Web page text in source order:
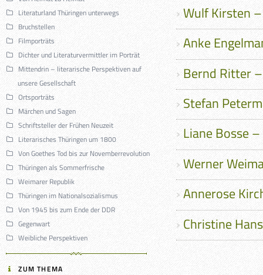
Literaturland Thüringen unterwegs
Bruchstellen
Filmporträts
Dichter und Literaturvermittler im Porträt
Mittendrin – literarische Perspektiven auf
unsere Gesellschaft
Ortsporträts
Märchen und Sagen
Schriftsteller der Frühen Neuzeit
Literarisches Thüringen um 1800
Von Goethes Tod bis zur Novemberrevolution
Thüringen als Sommerfrische
Weimarer Republik
Thüringen im Nationalsozialismus
Von 1945 bis zum Ende der DDR
Gegenwart
Weibliche Perspektiven
ZUM THEMA
Wulf Kirsten
Anke
Bernd Ritter
Stefan
Liane Bosse
Werner
Annerose
Christine